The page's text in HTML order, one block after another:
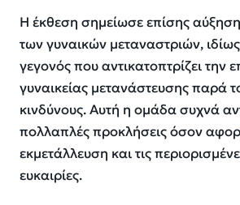
Η έκθεση σημείωσε επίσης
των γυναικών μεταναστριών,
γεγονός που αντικατοπτρίζει την
γυναικείας μετανάστευσης παρά
κινδύνους. Αυτή η ομάδα συχνά
πολλαπλές προκλήσεις όσον
εκμετάλλευση και τις
ευκαιρίες.